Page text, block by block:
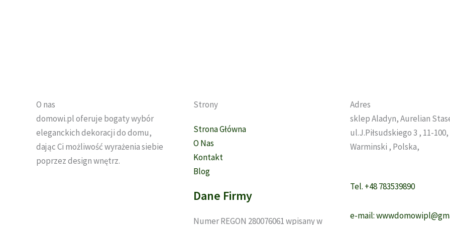
O nas
domowi.pl oferuje bogaty wybór
eleganckich dekoracji do domu,
dając Ci możliwość wyrażenia siebie
poprzez design wnętrz.
Strony
Strona Główna
O Nas
Kontakt
Blog
Dane Firmy
Numer REGON 280076061 wpisany w
Adres
sklep Aladyn, Aurelian
ul.J.Piłsudskiego 3 , 11-
Warminski , Polska,
Tel. +48 783539890
e-mail: